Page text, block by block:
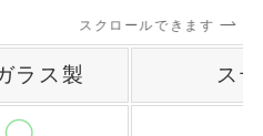
スクロールできます
ス製 ス